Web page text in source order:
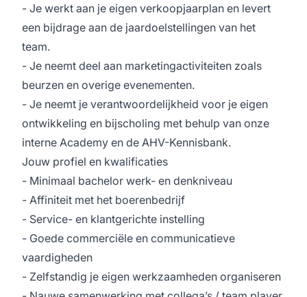
- Je werkt aan je eigen verkoopjaarplan en levert
een bijdrage aan de jaardoelstellingen van het
team.
- Je neemt deel aan marketingactiviteiten zoals
beurzen en overige evenementen.
- Je neemt je verantwoordelijkheid voor je eigen
ontwikkeling en bijscholing met behulp van onze
interne Academy en de AHV-Kennisbank.
Jouw profiel en kwalificaties
- Minimaal bachelor werk- en denkniveau
- Affiniteit met het boerenbedrijf
- Service- en klantgerichte instelling
- Goede commerciële en communicatieve
vaardigheden
- Zelfstandig je eigen werkzaamheden organiseren